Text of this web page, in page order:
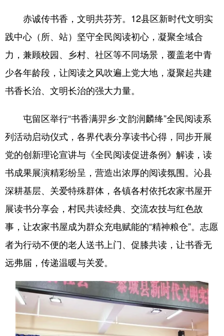
赤诚传书香，文明共芬芳。12县区新时代文明实
践中心（所、站）坚守全民阅读初心，凝聚全域合
力，兼顾校园、乡村、社区等不同场景，覆盖老中青
少各年龄段，让阅读之风吹遍上党大地，凝聚起共建
书香长治、文明长治的强大力量。
屯留区举行“书香满羿乡·文韵润麟绛”全民阅读系
列活动启动仪式，各界代表分享读书心得，同步开展
党的创新理论宣讲与《全民阅读促进条例》解读，读
书成果展演精彩纷呈，营造出浓厚的阅读氛围。沁县
深耕基层、关爱特殊群体，各镇各村依托农家书屋开
展读书分享会，村民共读经典、交流农技与红色故
事，让农家书屋成为群众充电赋能的“精神粮仓”。志愿
者为行动不便的老人送书上门、促膝共读，让书香无
远弗届，传递温暖与关爱。